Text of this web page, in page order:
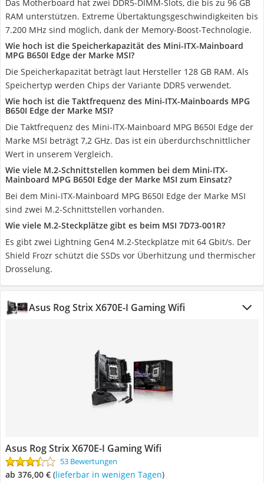
Das Motherboard hat zwei DDR5-DIMM-Slots, die bis zu 96 GB
RAM unterstützen. Extreme Übertaktungsgeschwindigkeiten bis
7.200 MHz sind möglich, dank der Memory-Boost-Technologie.
Wie hoch ist die Speicherkapazität des Mini-ITX-Mainboard
MPG B650I Edge der Marke MSI?
Die Speicherkapazität beträgt laut Hersteller 128 GB RAM. Als
Speichertyp werden Chips der Variante DDR5 verwendet.
Wie hoch ist die Taktfrequenz des Mini-ITX-Mainboards MPG
B650I Edge der Marke MSI?
Die Taktfrequenz des Mini-ITX-Mainboard MPG B650I Edge der
Marke MSI beträgt 7,2 GHz. Das ist ein überdurchschnittlicher
Wert in unserem Vergleich.
Wie viele M.2-Schnittstellen kommen bei dem Mini-ITX-
Mainboard MPG B650I Edge der Marke MSI zum Einsatz?
Bei dem Mini-ITX-Mainboard MPG B650I Edge der Marke MSI
sind zwei M.2-Schnittstellen vorhanden.
Wie viele M.2-Steckplätze gibt es beim MSI ‎7D73-001R?
Es gibt zwei Lightning Gen4 M.2-Steckplätze mit 64 Gbit/s. Der
Shield Frozr schützt die SSDs vor Überhitzung und thermischer
Drosselung.
Asus Rog Strix X670E-I Gaming Wifi
Asus Rog Strix X670E-I Gaming Wifi
53 Bewertungen
ab 376,00 € ( Lieferbar in wenigen Tagen)